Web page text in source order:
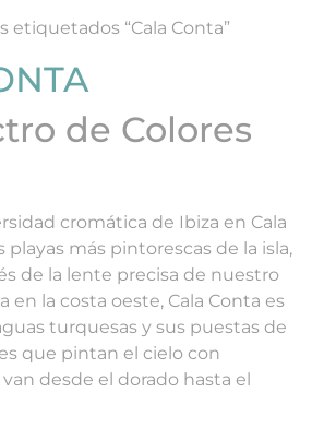
etiquetados “Cala Conta”
de Colores
cromática de Ibiza en Cala
playas más pintorescas de la isla,
de la lente precisa de nuestro
en la costa oeste, Cala Conta es
turquesas y sus puestas de
que pintan el cielo con
desde el dorado hasta el